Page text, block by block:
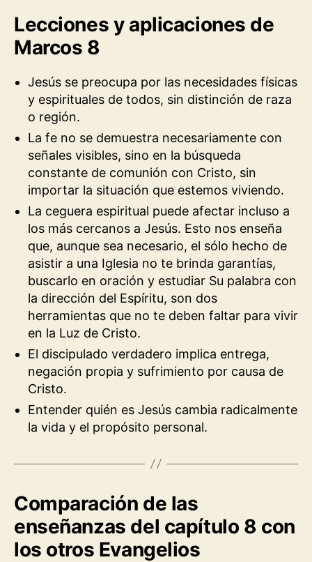
Lecciones y aplicaciones de
Marcos 8
Jesús se preocupa por las necesidades físicas
y espirituales de todos, sin distinción de raza
o región.
La fe no se demuestra necesariamente con
señales visibles, sino en la búsqueda
constante de comunión con Cristo, sin
importar la situación que estemos viviendo.
La ceguera espiritual puede afectar incluso a
los más cercanos a Jesús. Esto nos enseña
que, aunque sea necesario, el sólo hecho de
asistir a una Iglesia no te brinda garantías,
buscarlo en oración y estudiar Su palabra con
la dirección del Espíritu, son dos
herramientas que no te deben faltar para vivir
en la Luz de Cristo.
El discipulado verdadero implica entrega,
negación propia y sufrimiento por causa de
Cristo.
Entender quién es Jesús cambia radicalmente
la vida y el propósito personal.
Comparación de las
enseñanzas del capítulo 8 con
los otros Evangelios